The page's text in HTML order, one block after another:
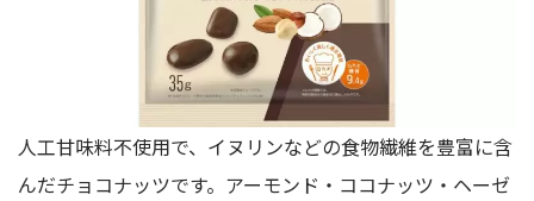
人工甘味料不使用で、イヌリンなどの食物繊維を豊富に含
んだチョコナッツです。アーモンド・ココナッツ・ヘーゼ